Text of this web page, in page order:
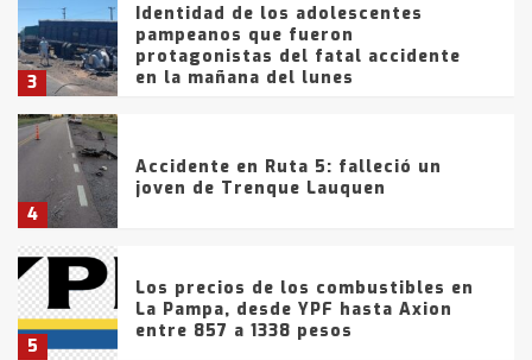
3
Identidad de los adolescentes
pampeanos que fueron
protagonistas del fatal accidente
en la mañana del lunes
4
Accidente en Ruta 5: falleció un
joven de Trenque Lauquen
5
Los precios de los combustibles en
La Pampa, desde YPF hasta Axion
entre 857 a 1338 pesos